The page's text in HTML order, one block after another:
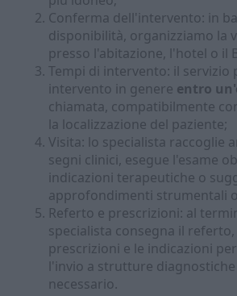
Conferma dell'intervento: in
disponibilità, organizziamo la
presso l'abitazione, l'hotel o il
Tempi di intervento: il servizio
intervento in genere entro
chiamata, compatibilmente
la localizzazione del paziente;
Visita: lo specialista raccoglie
segni clinici, esegue l'esame
indicazioni terapeutiche o
approfondimenti strumentali
Referto e prescrizioni: al
specialista consegna il referto,
prescrizioni e le indicazioni
l'invio a strutture
necessario.